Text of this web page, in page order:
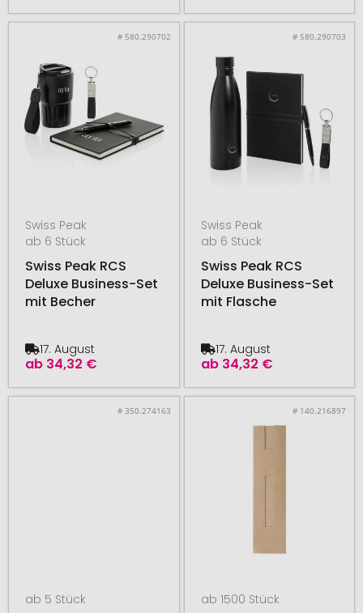
# 580.290702
Swiss Peak
ab 6 Stück
Swiss Peak RCS
Deluxe Business-Set
mit Becher
ab 34,32 €
17. August
# 580.290703
Swiss Peak
ab 6 Stück
Swiss Peak RCS
Deluxe Business-Set
mit Flasche
ab 34,32 €
17. August
# 350.274163
ab 5 Stück
# 140.216897
ab 1500 Stück